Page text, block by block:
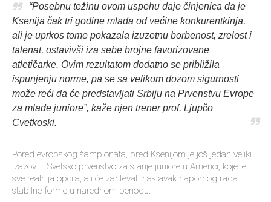
“Posebnu težinu ovom uspehu daje činjenica da je
Ksenija čak tri godine mlađa od većine konkurentkinja,
ali je uprkos tome pokazala izuzetnu borbenost, zrelost i
talenat, ostavivši iza sebe brojne favorizovane
atletičarke. Ovim rezultatom dodatno se približila
ispunjenju norme, pa se sa velikom dozom sigurnosti
može reći da će predstavljati Srbiju na Prvenstvu Evrope
za mlađe juniore”, kaže njen trener prof. Ljupčo
Cvetkoski.
Pored evropskog šampionata, pred Ksenijom je još jedan veliki
izazov – Svetsko prvenstvo za starije juniore u Americi, koje je
sve realnija opcija, ali će zahtevati nastavak napornog rada i
stabilne forme u narednom periodu.